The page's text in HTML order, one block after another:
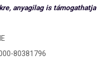
anyagilag is támogathatja
80381796